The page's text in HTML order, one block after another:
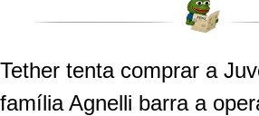
Tether tenta comprar a
família Agnelli barra a